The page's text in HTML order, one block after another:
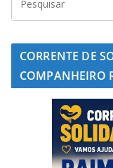
CORRENTE DE
COMPANHEIRO